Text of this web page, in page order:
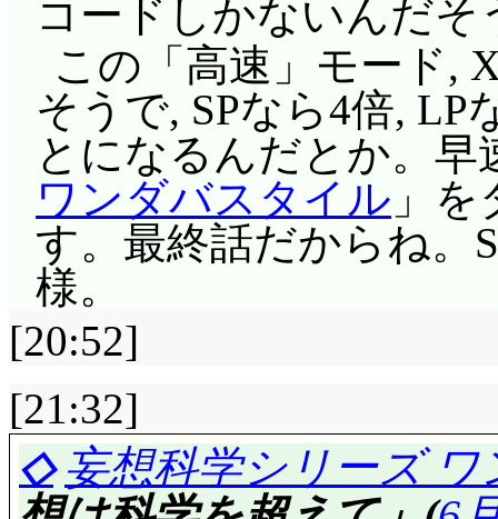
あと7日。次回: カウ
ゃなくなってんじゃ
花形を求めて街にま
だか花形の頭が歩い
コだよ!」なぜ知って
隊パイロット(空対空
えるんですが)!? 帰還
サチコ(小)を紹介し
は注目されてないなあ
科学の研究所を目指
研究所に武器は無い
を考えよう」まあ武
コードしかないんだそ
この「高速」モード,
そうで, SPなら4倍, LP
とになるんだとか。早
ワンダバスタイル 」
す。最終話だからね。
様。
[20:52]
[21:32]
◇ 妄想科学シリーズ